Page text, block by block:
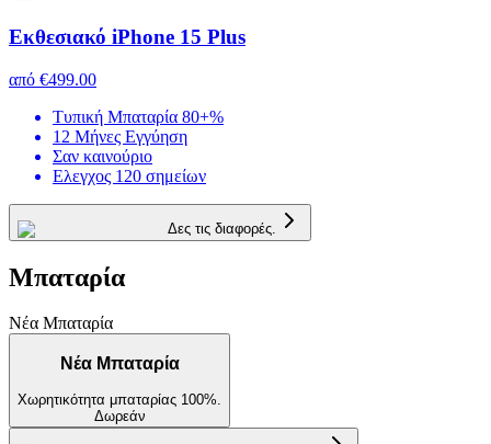
Εκθεσιακό iPhone 15 Plus
από €499.00
Τυπική Μπαταρία 80+%
12 Μήνες Εγγύηση
Σαν καινούριο
Ελεγχος 120 σημείων
Δες τις διαφορές.
Μπαταρία
Νέα Μπαταρία
Νέα Μπαταρία
Χωρητικότητα μπαταρίας 100%.
Δωρεάν